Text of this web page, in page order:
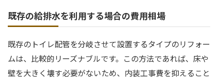
既存の給排水を利用する場合の費用相場
既存のトイレ配管を分岐させて設置するタイプのリフォー
ムは、比較的リーズナブルです。この方法であれば、床や
壁を大きく壊す必要がないため、内装工事費を抑えること